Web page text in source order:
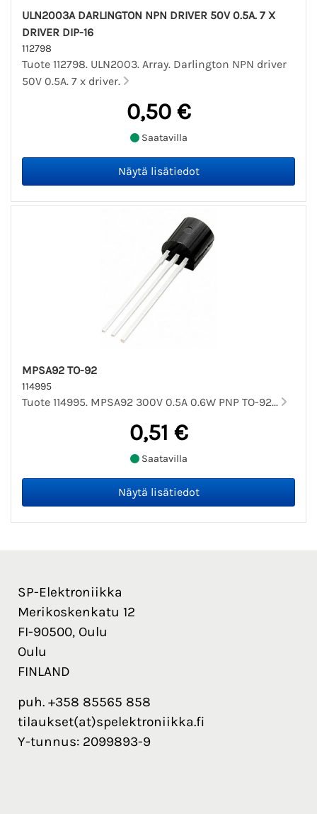
ULN2003A DARLINGTON NPN DRIVER 50V 0.5A. 7 X
DRIVER DIP-16
112798
Tuote 112798. ULN2003. Array. Darlington NPN driver
50V 0.5A. 7 x driver.
0,50 €
Saatavilla
MPSA92 TO-92
114995
Tuote 114995. MPSA92 300V 0.5A 0.6W PNP TO-92...
0,51 €
Saatavilla
SP-Elektroniikka
Merikoskenkatu 12
FI-90500, Oulu
Oulu
FINLAND
puh. +358 85565 858
tilaukset(at)spelektroniikka.fi
Y-tunnus: 2099893-9